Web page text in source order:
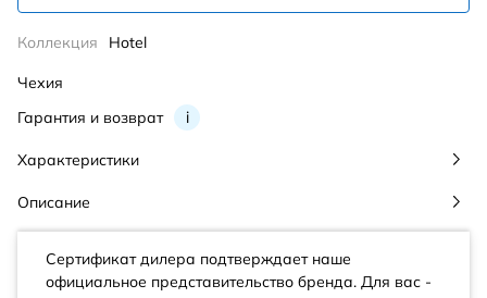
Гарантия и возврат i
Коллекция Hotel
Чехия
Характеристики
Описание
Сертификат дилера подтверждает наше
официальное представительство бренда. Для вас -